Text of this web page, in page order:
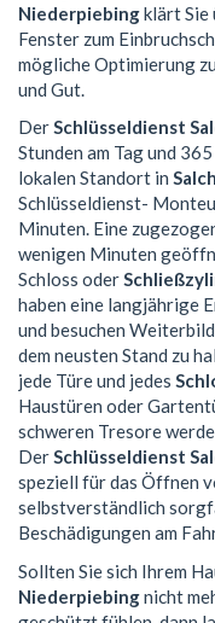
Niederpiebingklärt Sie
Fenster zum
mögliche Optimierung
und Gut.
DerSchlüsseldienst
Stunden am Tag und
lokalen Standort in
Schlüsseldienst-
Minuten. Eine
wenigen Minuten
Schloss oder
haben eine langjährige
und besuchen
dem neusten Stand zu
jede Türe und jedes
Haustüren oder
schweren Tresore
DerSchlüsseldienst
speziell für das Öffnen
selbstverständlich
Beschädigungen am
Sollten Sie sich Ihrem
Niederpiebingnicht